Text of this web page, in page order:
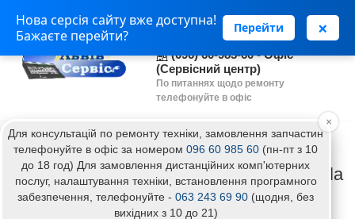
Нова серсія сайту вже доступна!
Бажаєте перейти?
Перейти ×
(063) 243 69 90 - Установка
(096) 60-985-60 - Офіс
(Сервісний центр)
По питаннях щодо ремонту
телефонуйте в офіс
Головна Термінова діагностика планшета Motorola
Термінова діагностика планшета Motorola
Для консультацій по ремонту техніки, замовлення запчастин
телефонуйте в офіс за номером 096 60 985 60 (пн-пт з 10
до 18 год) Для замовлення дистанційних комп'ютерних
послуг, налаштування техніки, встановлення програмного
забезпечення, телефонуйте - 063 243 69 90 (щодня, без
вихідних з 10 до 21)
×